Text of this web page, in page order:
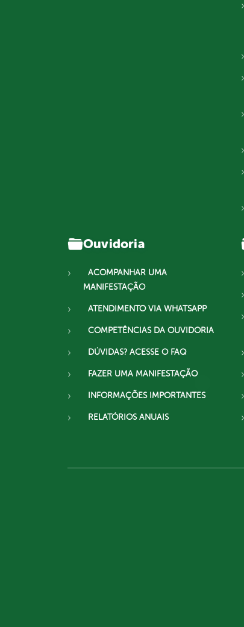
Ouvidoria
ACOMPANHAR UMA
MANIFESTAÇÃO
ATENDIMENTO VIA WHATSAPP
COMPETÊNCIAS DA OUVIDORIA
DÚVIDAS? ACESSE O FAQ
FAZER UMA MANIFESTAÇÃO
INFORMAÇÕES IMPORTANTES
RELATÓRIOS ANUAIS